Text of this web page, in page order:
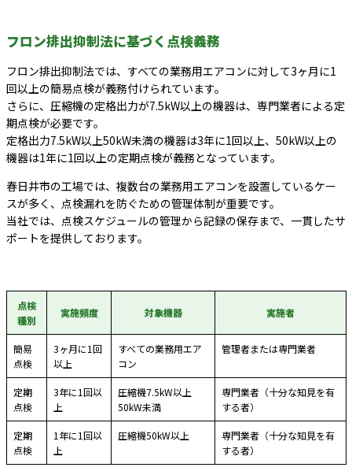
フロン排出抑制法に基づく点検義務
フロン排出抑制法では、すべての業務用エアコンに対して3ヶ月に1
回以上の簡易点検が義務付けられています。
さらに、圧縮機の定格出力が7.5kW以上の機器は、専門業者による定
期点検が必要です。
定格出力7.5kW以上50kW未満の機器は3年に1回以上、50kW以上の
機器は1年に1回以上の定期点検が義務となっています。
春日井市の工場では、複数台の業務用エアコンを設置しているケー
スが多く、点検漏れを防ぐための管理体制が重要です。
当社では、点検スケジュールの管理から記録の保存まで、一貫したサ
ポートを提供しております。
点検
種別
実施頻度 対象機器 実施者
簡易
点検
3ヶ月に1回
以上
すべての業務用エア
コン
管理者または専門業者
定期
点検
3年に1回以
上
圧縮機7.5kW以上
50kW未満
専門業者（十分な知見を有
する者）
定期
点検
1年に1回以
上
圧縮機50kW以上
専門業者（十分な知見を有
する者）